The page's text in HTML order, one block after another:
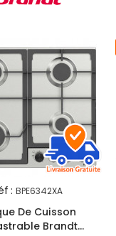
: BPE6342XA
De Cuisson
Brandt